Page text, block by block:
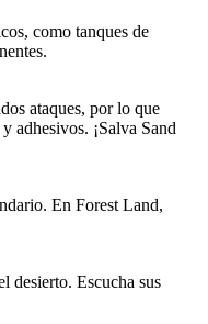
como tanques de
ataques, por lo que
adhesivos. ¡Salva Sand
En Forest Land,
desierto. Escucha sus